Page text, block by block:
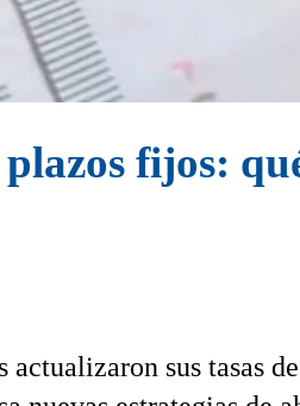
fijos:
sus tasas